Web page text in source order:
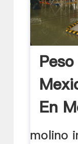
En
molino